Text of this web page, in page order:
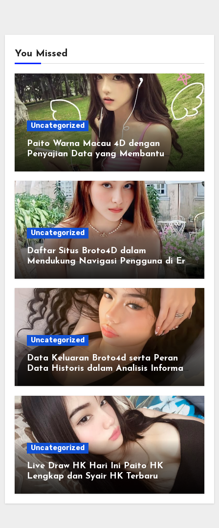
You Missed
Uncategorized
Paito Warna Macau 4D dengan
Penyajian Data yang Membantu
Memahami Pola Informasi Secara
Efektif
Uncategorized
Daftar Situs Broto4D dalam
Mendukung Navigasi Pengguna di Era
Digital Terintegrasi
Uncategorized
Data Keluaran Broto4d serta Peran
Data Historis dalam Analisis Informasi
Uncategorized
Live Draw HK Hari Ini Paito HK
Lengkap dan Syair HK Terbaru